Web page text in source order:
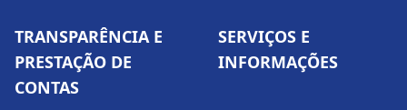
TRANSPARÊNCIA E
PRESTAÇÃO DE
CONTAS
SERVIÇOS E
INFORMAÇÕES